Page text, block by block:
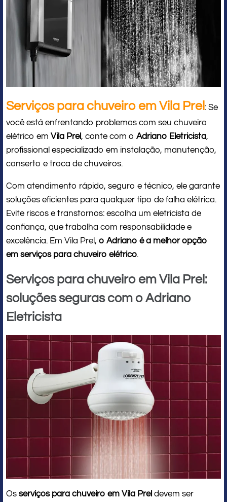
Serviços para chuveiro em Vila Prel : Se
você está enfrentando problemas com seu chuveiro
elétrico em Vila Prel, conte com o Adriano Eletricista,
profissional especializado em instalação, manutenção,
conserto e troca de chuveiros.
Com atendimento rápido, seguro e técnico, ele garante
soluções eficientes para qualquer tipo de falha elétrica.
Evite riscos e transtornos: escolha um eletricista de
confiança, que trabalha com responsabilidade e
excelência. Em Vila Prel, o Adriano é a melhor opção
em serviços para chuveiro elétrico.
Serviços para chuveiro em Vila Prel:
soluções seguras com o Adriano
Eletricista
Os serviços para chuveiro em Vila Prel devem ser